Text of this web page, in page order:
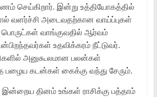
செய்கிறார். இன்று உத்தியோகத்தில்
வளர்ச்சி அடைவதற்கான வாய்ப்புகள்
பொருட்கள் வாங்குவதில் ஆர்வம்
உதவிக்கரம் நீட்டுவர்.
அனுகூலமான பலன்கள்
பழைய கடன்கள் கைக்கு வந்து சேரும்.
தினம் உங்கள் ராசிக்கு பத்தாம்